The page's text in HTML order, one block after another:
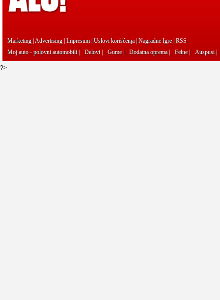
Marketing|Advertising|Impresum|Uslovi korišćenja|Nagradne Igre|RSS
Moj auto - polovni automobili
Delovi Gume| Dodatna oprema| Felne| Auspusi
?>